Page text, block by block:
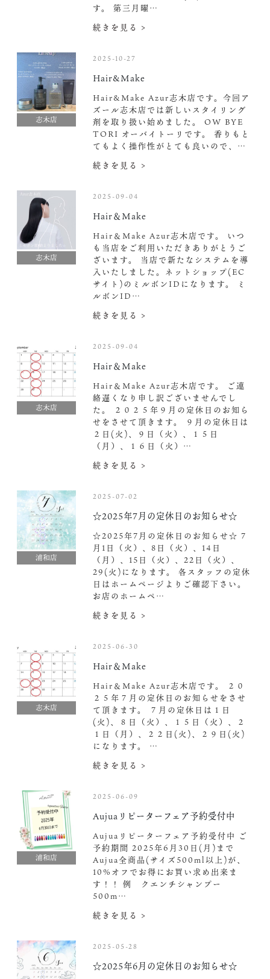
す。 第三月曜…
続きを見る >
志木店
2025-10-27
Hair&Make
Hair&Make Azur志木店です。今回ア
ズール志木店では新しいスタイリング
剤を取り扱い始めました。 OW BYE
TORI オーバイトーリです。 香りもと
てもよく操作性がとても良いので、…
続きを見る >
志木店
2025-09-04
Hair＆Make
Hair＆Make Azur志木店です。 いつ
も当店をご利用いただきありがとうご
ざいます。 当店で新たなシステムを導
入いたしました。ネットショップ(EC
サイト)のミルボンIDになります。 ミ
ルボンID…
続きを見る >
志木店
2025-09-04
Hair＆Make
Hair＆Make Azur志木店です。 ご連
絡遅くなり申し訳ございませんでし
た。 ２０２５年９月の定休日のお知ら
せをさせて頂きます。 ９月の定休日は
２日(火)、９日（火）、１５日
（月）、１６日（火）…
続きを見る >
浦和店
2025-07-02
☆2025年7月の定休日のお知らせ☆
☆2025年7月の定休日のお知らせ☆ 7
月1日（火）、8日（火）、14日
（月）、15日（火）、22日（火）、
29(火)になります。 各スタッフの定休
日はホームページよりご確認下さい。
お店のホームペ…
続きを見る >
志木店
2025-06-30
Hair＆Make
Hair＆Make Azur志木店です。 ２０
２５年７月の定休日のお知らせをさせ
て頂きます。 ７月の定休日は１日
(火)、８日（火）、１５日（火）、２
１日（月）、２２日(火)、２９日(火)
になります。 …
続きを見る >
浦和店
2025-06-09
Aujuaリピーターフェア予約受付中️
Aujuaリピーターフェア予約受付中️ ご
予約期間 2025年6月30日(月)まで
Aujua全商品(サイズ500ml以上)が、
10%オフでお得にお買い求め出来ま
す！！ 例 クエンチシャンプー
500m…
続きを見る >
2025-05-28
☆2025年6月の定休日のお知らせ☆